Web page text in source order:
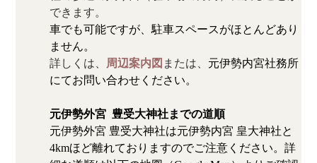
できます。
車でも可能ですが、駐車スペースがほとんどあり
ません。
詳しくは、 周辺案内図 または、 元伊勢内宮社務所
にてお問い合わせください。
元伊勢外宮  豊受大神社までの道順
元伊勢外宮 豊受大神社は元伊勢内宮 皇大神社と
4kmほど離れておりますのでご注意ください。詳